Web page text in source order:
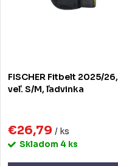
d
k
t
d
k
FISCHER Fitbelt 2025/26,
veľ. S/M, ľadvinka
€26,79 / ks
Skladom 4 ks